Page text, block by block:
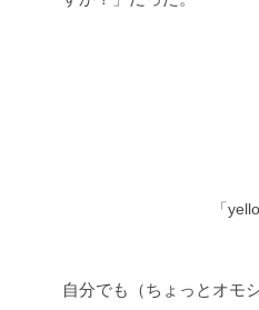
「
自分でも（ちょっとオモ